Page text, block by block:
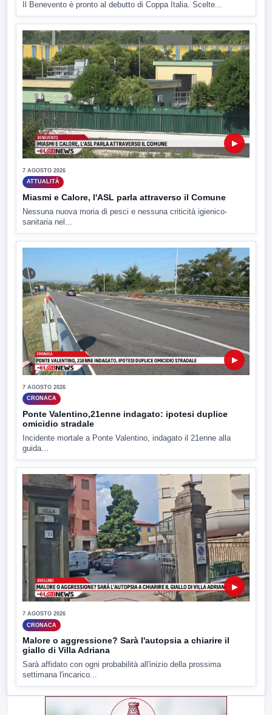
Il Benevento è pronto al debutto di Coppa Italia. Scelte...
▶
7 AGOSTO 2026
ATTUALITÀ
Miasmi e Calore, l'ASL parla attraverso il Comune
Nessuna nuova moria di pesci e nessuna criticità igienico-
sanitaria nel...
▶
7 AGOSTO 2026
CRONACA
Ponte Valentino,21enne indagato: ipotesi duplice
omicidio stradale
Incidente mortale a Ponte Valentino, indagato il 21enne alla
guida...
▶
7 AGOSTO 2026
CRONACA
Malore o aggressione? Sarà l'autopsia a chiarire il
giallo di Villa Adriana
Sarà affidato con ogni probabilità all'inizio della prossima
settimana l'incarico...